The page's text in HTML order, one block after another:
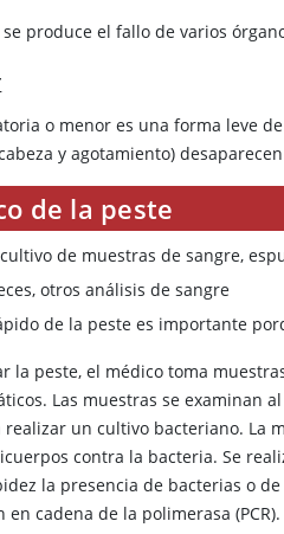
produce el fallo de varios
o menor es una forma leve
y agotamiento)
de la peste
de muestras de sangre,
otros análisis de sangre
de la peste es importante
la peste, el médico toma
Las muestras se examinan
un cultivo bacteriano. La
contra la bacteria. Se
la presencia de bacterias o
en cadena de la polimerasa (PCR).